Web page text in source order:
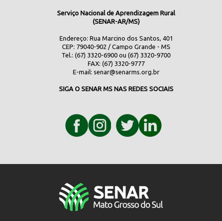
Serviço Nacional de Aprendizagem Rural
(SENAR-AR/MS)
Endereço: Rua Marcino dos Santos, 401
CEP: 79040-902 / Campo Grande - MS
Tel.: (67) 3320-6900 ou (67) 3320-9700
FAX: (67) 3320-9777
E-mail: senar@senarms.org.br
SIGA O SENAR MS NAS REDES SOCIAIS